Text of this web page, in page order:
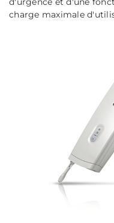
charge maximale